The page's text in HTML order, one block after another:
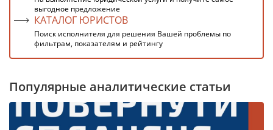
выгодное предложение
КАТАЛОГ ЮРИСТОВ
Поиск исполнителя для решения Вашей проблемы по
фильтрам, показателям и рейтингу
Популярные аналитические статьи